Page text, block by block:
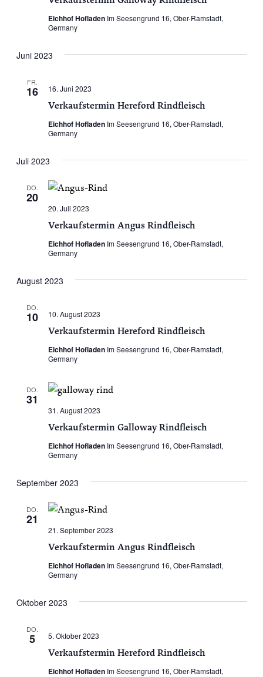
Eichhof Hofladen Im Seesengrund 16, Ober-Ramstadt,
Germany
Juni 2023
FR.
16
Verkaufstermin Hereford Rindfleisch
16. Juni 2023
Eichhof Hofladen Im Seesengrund 16, Ober-Ramstadt,
Germany
Juli 2023
DO.
20
Verkaufstermin Angus Rindfleisch
20. Juli 2023
Eichhof Hofladen Im Seesengrund 16, Ober-Ramstadt,
Germany
August 2023
DO.
10
Verkaufstermin Hereford Rindfleisch
10. August 2023
Eichhof Hofladen Im Seesengrund 16, Ober-Ramstadt,
Germany
DO.
31
Verkaufstermin Galloway Rindfleisch
31. August 2023
Eichhof Hofladen Im Seesengrund 16, Ober-Ramstadt,
Germany
September 2023
DO.
21
Verkaufstermin Angus Rindfleisch
21. September 2023
Eichhof Hofladen Im Seesengrund 16, Ober-Ramstadt,
Germany
Oktober 2023
DO.
5
Verkaufstermin Hereford Rindfleisch
5. Oktober 2023
Eichhof Hofladen Im Seesengrund 16, Ober-Ramstadt,